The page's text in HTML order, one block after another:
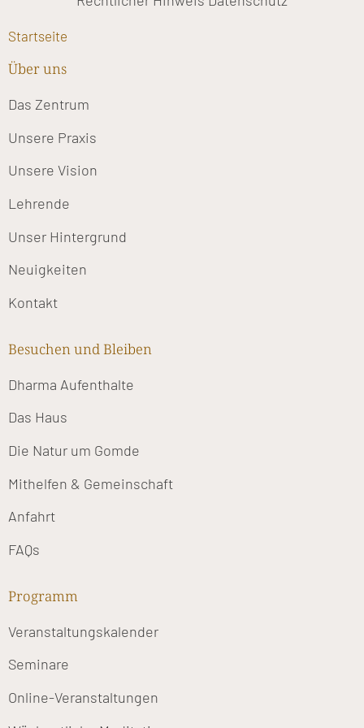
Startseite
Über uns
Das Zentrum
Unsere Praxis
Unsere Vision
Lehrende
Unser Hintergrund
Neuigkeiten
Kontakt
Besuchen und Bleiben
Dharma Aufenthalte
Das Haus
Die Natur um Gomde
Mithelfen & Gemeinschaft
Anfahrt
FAQs
Programm
Veranstaltungskalender
Seminare
Online-Veranstaltungen